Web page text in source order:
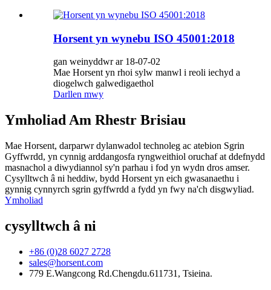
Horsent yn wynebu ISO 45001:2018
gan weinyddwr ar 18-07-02
Mae Horsent yn rhoi sylw manwl i reoli iechyd a
diogelwch galwedigaethol
Darllen mwy
Ymholiad Am Rhestr Brisiau
Mae Horsent, darparwr dylanwadol technoleg ac atebion Sgrin
Gyffwrdd, yn cynnig arddangosfa ryngweithiol oruchaf at ddefnydd
masnachol a diwydiannol sy'n parhau i fod yn wydn dros amser.
Cysylltwch â ni heddiw, bydd Horsent yn eich gwasanaethu i
gynnig cynnyrch sgrin gyffwrdd a fydd yn fwy na'ch disgwyliad.
Ymholiad
cysylltwch â ni
+86 (0)28 6027 2728
sales@horsent.com
779 E.Wangcong Rd.Chengdu.611731, Tsieina.